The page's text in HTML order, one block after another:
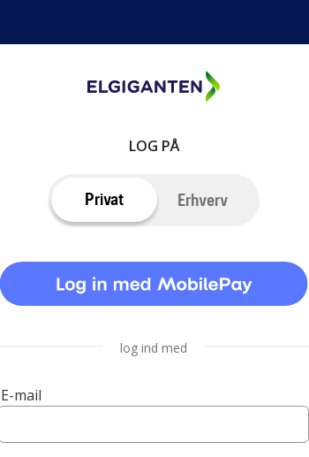
LOG PÅ
Privat Erhverv
log ind med
E-mail